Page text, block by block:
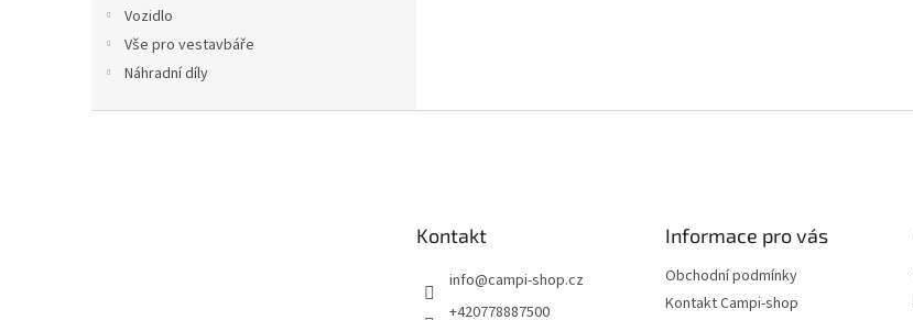
Vozidlo
Vše pro vestavbáře
Náhradní díly
Kontakt
info@campi-shop.cz
+420778887500
Informace pro vás
Obchodní podmínky
Kontakt Campi-shop